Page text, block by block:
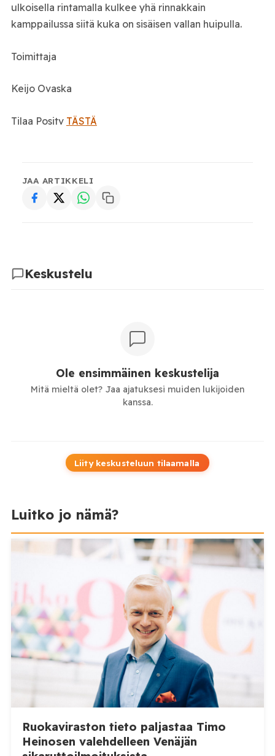
ulkoisella rintamalla kulkee yhä rinnakkain
kamppailussa siitä kuka on sisäisen vallan huipulla.
Toimittaja
Keijo Ovaska
Tilaa Positv TÄSTÄ
JAA ARTIKKELI
Keskustelu
Ole ensimmäinen keskustelija
Mitä mieltä olet? Jaa ajatuksesi muiden lukijoiden
kanssa.
Liity keskusteluun tilaamalla
Luitko jo nämä?
Ruokaviraston tieto paljastaa Timo
Heinosen valehdelleen Venäjän